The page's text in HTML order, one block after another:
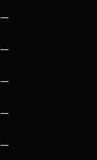
—
—
—
—
—